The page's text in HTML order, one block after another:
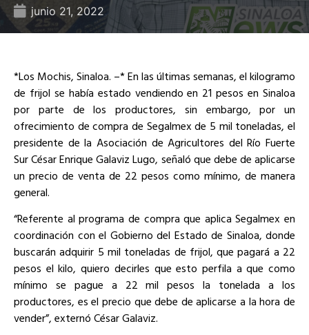
junio 21, 2022
*Los Mochis, Sinaloa. –* En las últimas semanas, el kilogramo
de frijol se había estado vendiendo en 21 pesos en Sinaloa
por parte de los productores, sin embargo, por un
ofrecimiento de compra de Segalmex de 5 mil toneladas, el
presidente de la Asociación de Agricultores del Río Fuerte
Sur César Enrique Galaviz Lugo, señaló que debe de aplicarse
un precio de venta de 22 pesos como mínimo, de manera
general.
“Referente al programa de compra que aplica Segalmex en
coordinación con el Gobierno del Estado de Sinaloa, donde
buscarán adquirir 5 mil toneladas de frijol, que pagará a 22
pesos el kilo, quiero decirles que esto perfila a que como
mínimo se pague a 22 mil pesos la tonelada a los
productores, es el precio que debe de aplicarse a la hora de
vender”, externó César Galaviz.